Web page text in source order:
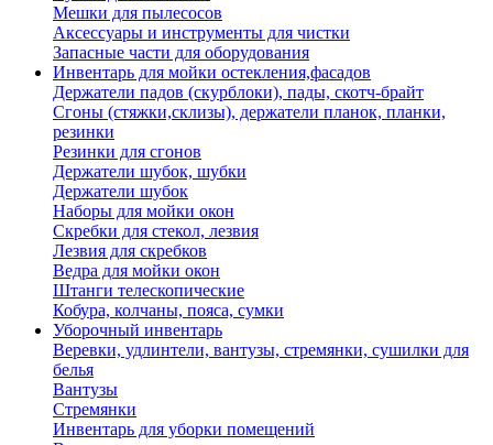
Мешки для пылесосов
Аксессуары и инструменты для чистки
Запасные части для оборудования
Инвентарь для мойки остекления,фасадов
Держатели падов (скурблоки), пады, скотч-брайт
Сгоны (стяжки,склизы), держатели планок, планки,
резинки
Резинки для сгонов
Держатели шубок, шубки
Держатели шубок
Наборы для мойки окон
Скребки для стекол, лезвия
Лезвия для скребков
Ведра для мойки окон
Штанги телескопические
Кобура, колчаны, пояса, сумки
Уборочный инвентарь
Веревки, удлинтели, вантузы, стремянки, сушилки для
белья
Вантузы
Стремянки
Инвентарь для уборки помещений